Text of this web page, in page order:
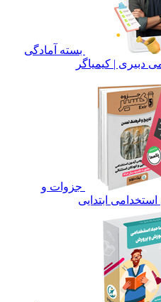
بسته آمادگی
دبیری | کیمیاگر
جزوات و
ابتدایی